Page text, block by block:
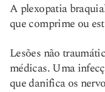
A plexopatia
que comprime ou
Lesões não
médicas. Uma
que danifica os